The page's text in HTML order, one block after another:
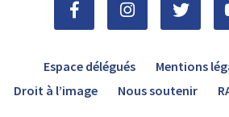
Espace délégués Mentions
Droit à l’image
Nous soutenir